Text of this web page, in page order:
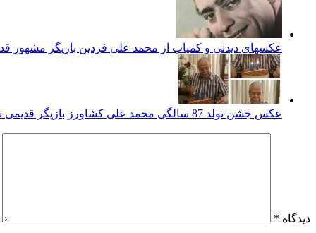
عکسهای دیدنی و کمیاب از محمد علی فردین بازیگر مشهور
عکس جشن تولد 87 سالگی محمد علی کشاورز بازیگر قدیمی سینما و تلویزیون
دیدگاه *